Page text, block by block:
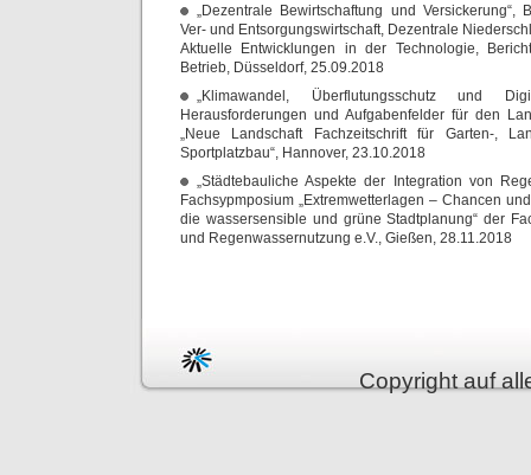
„Dezentrale Bewirtschaftung und Versickerung“,
Ver- und Entsorgungswirtschaft, Dezentrale
Aktuelle Entwicklungen in der Technologie,
Betrieb, Düsseldorf, 25.09.2018
„Klimawandel, Überflutungsschutz und
Herausforderungen und Aufgabenfelder für den
„Neue Landschaft Fachzeitschrift für Garten-,
Sportplatzbau“, Hannover, 23.10.2018
„Städtebauliche Aspekte der Integration von
Fachsypmposium „Extremwetterlagen – Chancen
die wassersensible und grüne Stadtplanung“ der
und Regenwassernutzung e.V., Gießen, 28.11.2018
Copyright auf